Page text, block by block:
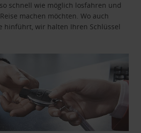
schnell wie möglich losfahren und
machen möchten. Wo auch
hinführt, wir halten Ihren Schlüssel